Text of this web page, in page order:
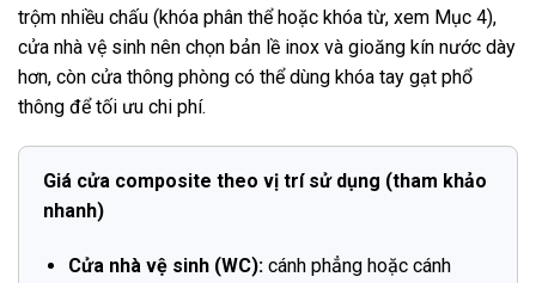
trộm nhiều chấu (khóa phân thể hoặc khóa từ, xem Mục 4),
cửa nhà vệ sinh nên chọn bản lề inox và gioăng kín nước dày
hơn, còn cửa thông phòng có thể dùng khóa tay gạt phổ
thông để tối ưu chi phí.
Giá cửa composite theo vị trí sử dụng (tham khảo
nhanh)
Cửa nhà vệ sinh (WC):cánh phẳng hoặc cánh